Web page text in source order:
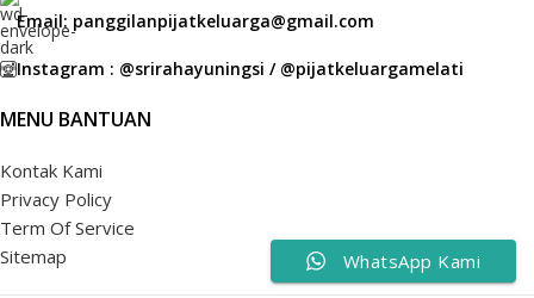
Email: panggilanpijatkeluarga@gmail.com
Instagram : @srirahayuningsi / @pijatkeluargamelati
MENU BANTUAN
Kontak Kami
Privacy Policy
Term Of Service
Sitemap
WhatsApp Kami